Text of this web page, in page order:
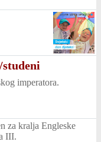
imperatora.
za kralja Engleske
III.